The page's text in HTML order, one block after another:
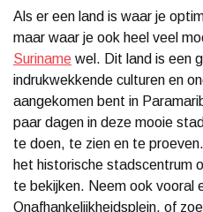
Als er een land is waar je
maar waar je ook heel veel
Suriname wel. Dit land is een
indrukwekkende culturen en
aangekomen bent in
paar dagen in deze mooie
te doen, te zien en te
het historische stadscentrum
te bekijken. Neem ook vooral
Onafhankelijkheidsplein, of